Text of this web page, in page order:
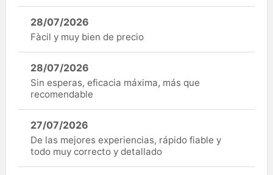
28/07/2026
Fàcil y muy bien de precio
28/07/2026
Sin esperas, eficacia máxima, más que
recomendable
27/07/2026
De las mejores experiencias, rápido fiable y
todo muy correcto y detallado